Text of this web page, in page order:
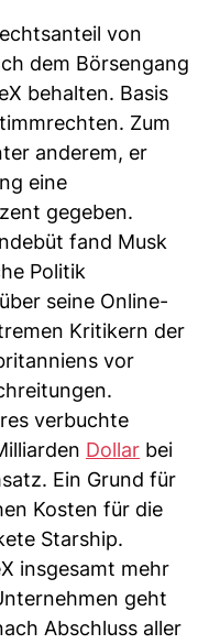
von
dem Börsengang
behalten. Basis
Zum
anderem, er
eine
gegeben.
fand Musk
Politik
seine Online-
Kritikern der
vor
verbuchte
Dollar bei
Ein Grund für
Kosten für die
Starship.
insgesamt mehr
geht
Abschluss aller